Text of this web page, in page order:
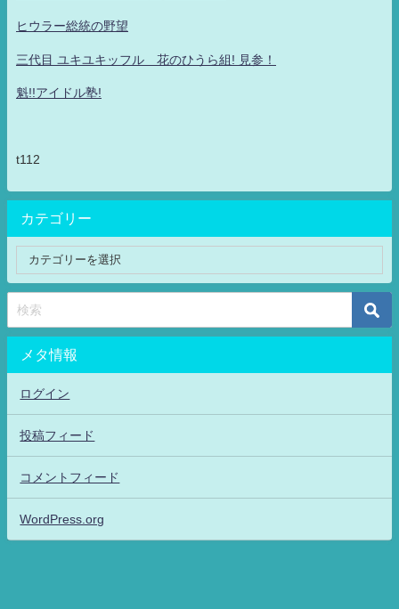
ヒウラー総統の野望
三代目 ユキユキッフル 花のひうら組! 見参！
魁!!アイドル塾!
t112
カテゴリー
メタ情報
ログイン
投稿フィード
コメントフィード
WordPress.org